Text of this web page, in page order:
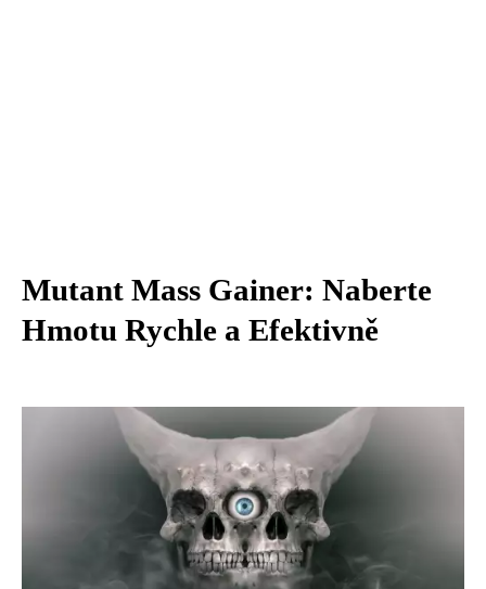
Mutant Mass Gainer: Naberte
Hmotu Rychle a Efektivně